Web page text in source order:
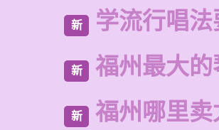
新 学流行唱
新 福州最大
新 福州哪里